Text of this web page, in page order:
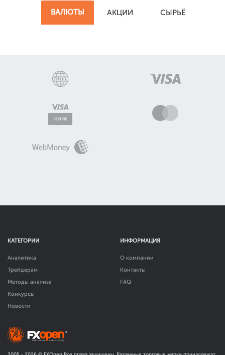
ВАЛЮТЫ АКЦИИ СЫРЬЁ
КАТЕГОРИИ
Аналитика
Трейдерам
Методы анализа
Конкурсы
Новости
ИНФОРМАЦИЯ
О компании
Контакты
FAQ